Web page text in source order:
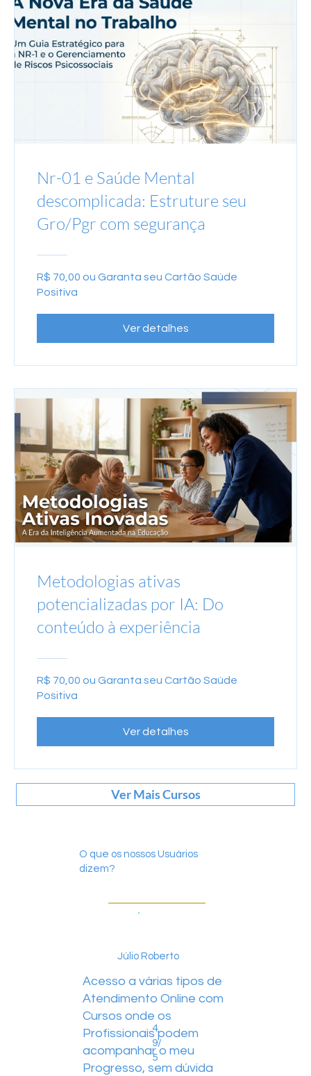
Nr-01 e Saúde Mental
descomplicada: Estruture seu
Gro/Pgr com segurança
R$ 70,00 ou Garanta seu Cartão Saúde
Positiva
Ver detalhes
Metodologias ativas
potencializadas por IA: Do
conteúdo à experiência
R$ 70,00 ou Garanta seu Cartão Saúde
Positiva
Ver detalhes
Ver Mais Cursos
O que os nossos Usuários
dizem?
Júlio Roberto
Acesso a várias tipos de
Atendimento Online com
Cursos onde os
Profissionais podem
acompanhar o meu
Progresso, sem dúvida
4.
9/
5